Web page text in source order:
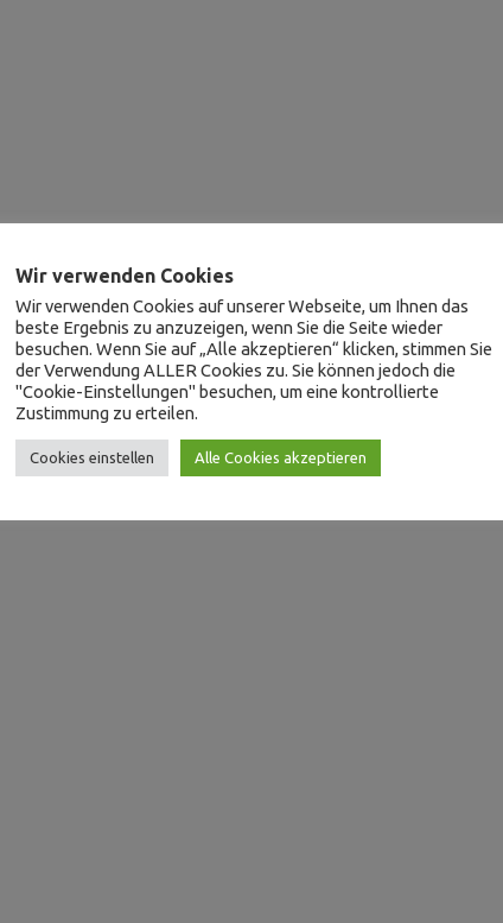
Wir verwenden Cookies
Wir verwenden Cookies auf unserer Webseite, um Ihnen das
beste Ergebnis zu anzuzeigen, wenn Sie die Seite wieder
besuchen. Wenn Sie auf „Alle akzeptieren“ klicken, stimmen Sie
der Verwendung ALLER Cookies zu. Sie können jedoch die
"Cookie-Einstellungen" besuchen, um eine kontrollierte
Zustimmung zu erteilen.
Cookies einstellen Alle Cookies akzeptieren